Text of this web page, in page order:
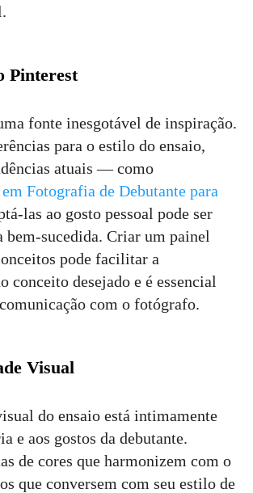
Pinterest
fonte inesgotável de inspiração.
para o estilo do ensaio,
atuais — como
Fotografia de Debutante para
las ao gosto pessoal pode ser
bem-sucedida. Criar um painel
pode facilitar a
conceito desejado e é essencial
com o fotógrafo.
Visual
do ensaio está intimamente
e aos gostos da debutante.
de cores que harmonizem com o
que conversem com seu estilo de